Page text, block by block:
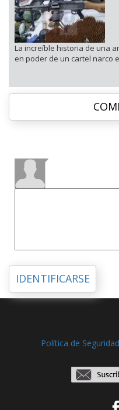
La increíble historia de una
en poder de un cartel narco
IDENTIFICARSE
Política de